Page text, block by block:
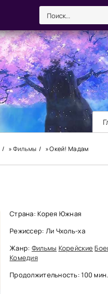
»Фильмы » Окей! Мадам
Страна: Корея Южная
Режиссер: Ли Чхоль-ха
Жанр: Фильмы Корейские
Комедия
Продолжительность: 100 мин.